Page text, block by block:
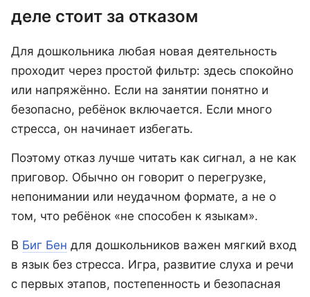
деле стоит за отказом
Для дошкольника любая новая деятельность
проходит через простой фильтр: здесь спокойно
или напряжённо. Если на занятии понятно и
безопасно, ребёнок включается. Если много
стресса, он начинает избегать.
Поэтому отказ лучше читать как сигнал, а не как
приговор. Обычно он говорит о перегрузке,
непонимании или неудачном формате, а не о
том, что ребёнок «не способен к языкам».
В Биг Бен для дошкольников важен мягкий вход
в язык без стресса. Игра, развитие слуха и речи
с первых этапов, постепенность и безопасная